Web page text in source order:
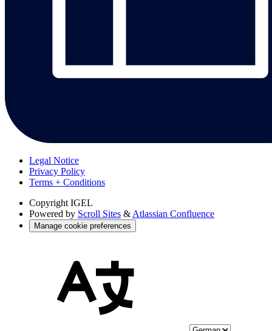
Legal Notice
Privacy Policy
Terms + Conditions
Copyright IGEL
Powered by Scroll Sites &Atlassian Confluence
Manage cookie preferences